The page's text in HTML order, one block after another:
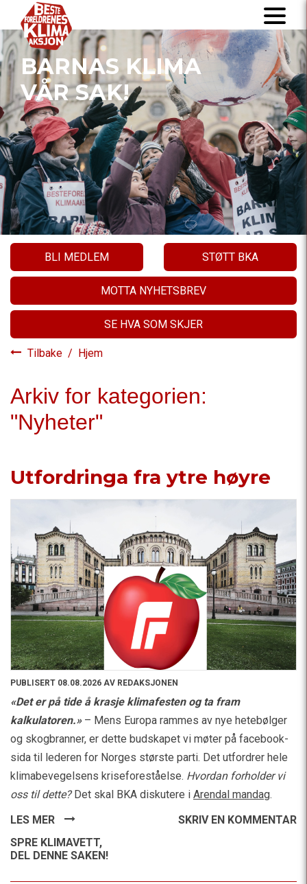
BARNAS KLIMA
VÅR SAK!
BLI MEDLEM STØTT BKA
MOTTA NYHETSBREV
SE HVA SOM SKJER
Tilbake / Hjem
Arkiv for kategorien:
"Nyheter"
Utfordringa fra ytre høyre
PUBLISERT 08.08.2026 AV REDAKSJONEN
«Det er på tide å krasje klimafesten og ta fram
kalkulatoren.»– Mens Europa rammes av nye hetebølger
og skogbranner, er dette budskapet vi møter på facebook-
sida til lederen for Norges største parti. Det utfordrer hele
klimabevegelsens kriseforeståelse. Hvordan forholder vi
oss til dette?Det skal BKA diskutere i Arendal mandag.
LES MER
SKRIV EN KOMMENTAR
SPRE KLIMAVETT,
DEL DENNE SAKEN!